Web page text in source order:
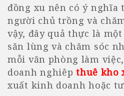
đồng xu nên có ý
người chủ trồng và
vậy, đây quả thực là
săn lùng và chăm sóc
mỗi văn phòng làm
doanh nghiêpthuê kho
xuất kinh doanh hoặc